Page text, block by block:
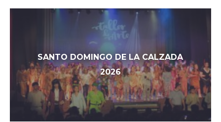
SANTO DOMINGO DE LA CALZADA
2026